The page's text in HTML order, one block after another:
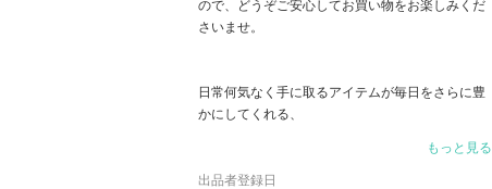
ので、どうぞご安心してお買い物をお楽しみくだ
さいませ。
日常何気なく手に取るアイテムが毎日をさらに豊
かにしてくれる、
心ときめくアイテムをセレクトし、お届けいたし
ます。
もっと見る
出品者登録日